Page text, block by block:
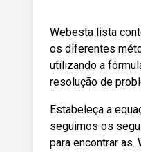
Webesta lista
os diferentes
utilizando a
resolução de
Estabeleça a
seguimos os
para encontrar